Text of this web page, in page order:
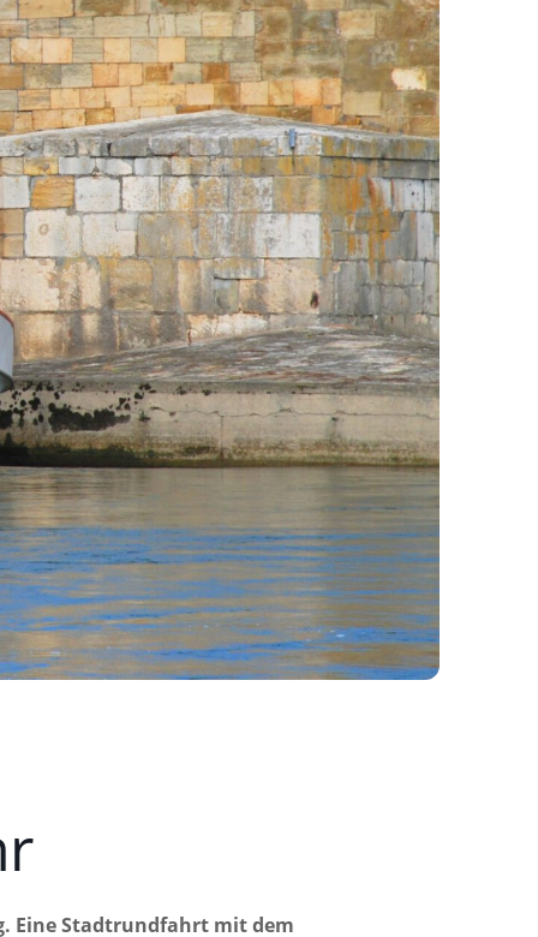
Eine Stadtrundfahrt mit dem